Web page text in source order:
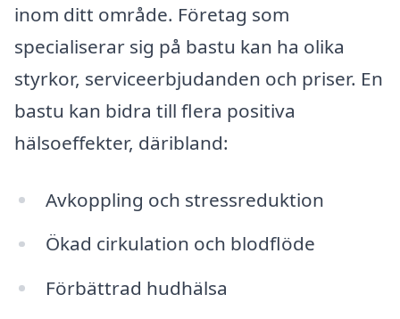
inom ditt område. Företag som
specialiserar sig på bastu kan ha olika
styrkor, serviceerbjudanden och priser. En
bastu kan bidra till flera positiva
hälsoeffekter, däribland:
Avkoppling och stressreduktion
Ökad cirkulation och blodflöde
Förbättrad hudhälsa